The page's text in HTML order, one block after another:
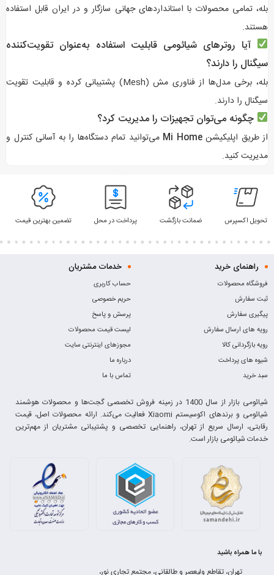
بله، تمامی محصولات با استانداردهای جهانی سازگار و در ایران قابل استفاده
هستند.
آیا روترهای شیائومی قابلیت استفاده به‌عنوان تقویت‌کننده
سیگنال را دارند؟
بله، برخی مدل‌ها از فناوری مش (Mesh) پشتیبانی کرده و قابلیت تقویت
سیگنال را دارند.
چگونه می‌توان تجهیزات را مدیریت کرد؟
از طریق اپلیکیشنMi Home می‌توانید تمام دستگاه‌ها را به آسانی کنترل و
مدیریت کنید.
تحویل اکسپرس ضمانت بازگشت پرداخت در محل تضمین بهترین قیمت
راهنمای خرید
فروشگاه محصولات
ثبت سفارش
پیگیری سفارش
رویه های ارسال سفارش
رویه بازگردانی کالا
شیوه های پرداخت
سبد خرید
خدمات مشتریان
حساب کاربری
حریم خصوصی
پرسش و پاسخ
لیست قیمت محصولات
مجوزهای اینترنتی سایت
درباره ما
تماس با ما
شیائومی بازار از سال 1400 در زمینه فروش تخصصی گجت‌ها و محصولات هوشمند
شیائومی و برندهای اکوسیستم Xiaomi فعالیت می‌کند. ارائه محصولات اصل، قیمت
رقابتی، ارسال سریع از تهران، راهنمایی تخصصی و پشتیبانی مشتریان از مهم‌ترین
خدمات شیائومی بازار است.
با ما همراه باشید
تهران، تقاطع ولیعصر و طالقانی، مجتمع تجاری نور،